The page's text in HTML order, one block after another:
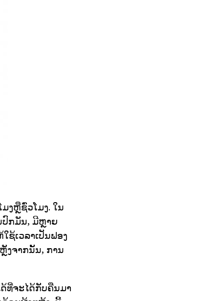
ງຫຼືຊົ່ວໂມງ. ໃນ
ປົກມັນ, ມີຫຼາຍ
ຊ້ເວລາເປັນຟອງ
ງຈາກນັ້ນ, ການ
ທີ່ຈະໄດ້ກັບຄືນມາ